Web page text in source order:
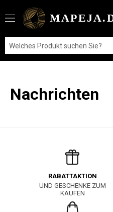
Nachrichten
RABATTAKTION
UND GESCHENKE ZUM
KAUFEN